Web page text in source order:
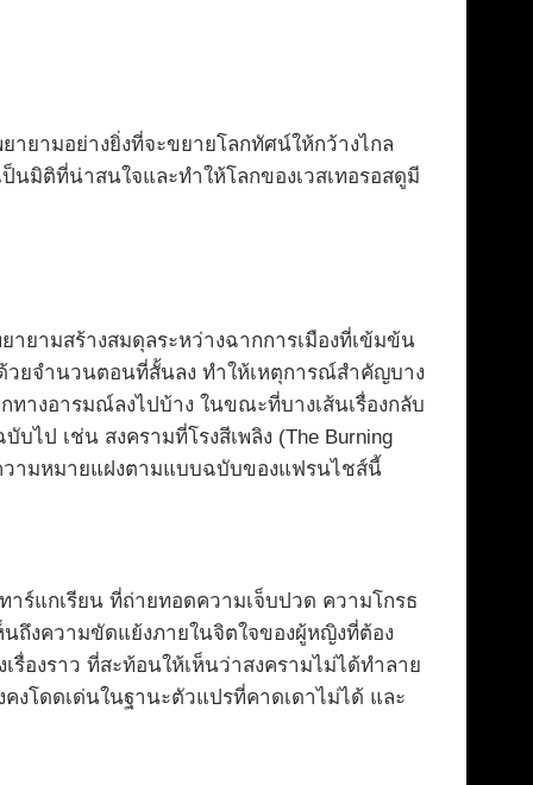
ยามอย่างยิ่งที่จะขยายโลกทัศน์ให้กว้างไกล
มิติที่น่าสนใจและทำให้โลกของเวสเทอรอสดูมี
ยามสร้างสมดุลระหว่างฉากการเมืองที่เข้มข้น
วยจำนวนตอนที่สั้นลง ทำให้เหตุการณ์สำคัญบาง
ทางอารมณ์ลงไปบ้าง ในขณะที่บางเส้นเรื่องกลับ
ไป เช่น สงครามที่โรงสีเพลิง (The Burning
วามหมายแฝงตามแบบฉบับของแฟรนไชส์นี้
าร์แกเรียน ที่ถ่ายทอดความเจ็บปวด ความโกรธ
ถึงความขัดแย้งภายในจิตใจของผู้หญิงที่ต้อง
องราว ที่สะท้อนให้เห็นว่าสงครามไม่ได้ทำลาย
โดดเด่นในฐานะตัวแปรที่คาดเดาไม่ได้ และ